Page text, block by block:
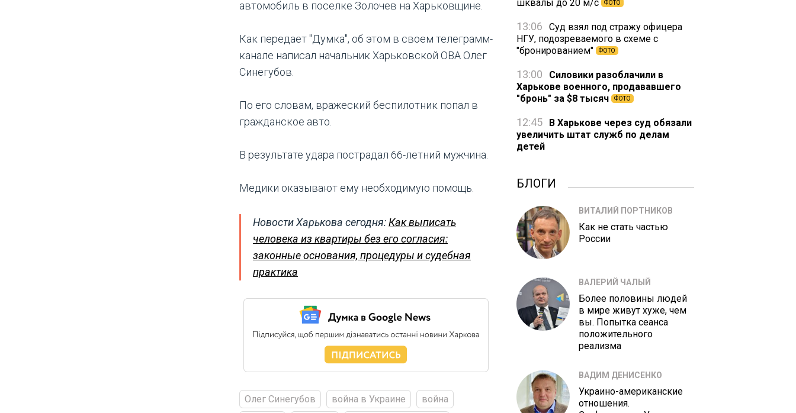
автомобиль в поселке Золочев на Харьковщине.
Как передает "Думка", об этом в своем телеграмм-
канале написал начальник Харьковской ОВА Олег
Синегубов.
По его словам, вражеский беспилотник попал в
гражданское авто.
В результате удара пострадал 66-летний мужчина.
Медики оказывают ему необходимую помощь.
Новости Харькова сегодня:Как выписать
человека из квартиры без его согласия:
законные основания, процедуры и судебная
практика
Олег Синегубов война в Украине война
шквалы до 20 м/с
ФОТО
13:06
Суд взял под стражу офицера
НГУ, подозреваемого в схеме с
"бронированием"
ФОТО
13:00
Силовики разоблачили в
Харькове военного, продававшего
"бронь" за $8 тысяч
ФОТО
12:45
В Харькове через суд обязали
увеличить штат служб по делам
детей
БЛОГИ
ВИТАЛИЙ ПОРТНИКОВ
Как не стать частью
России
ВАЛЕРИЙ ЧАЛЫЙ
Более половины людей
в мире живут хуже, чем
вы. Попытка сеанса
положительного
реализма
ВАДИМ ДЕНИСЕНКО
Украино-американские
отношения.